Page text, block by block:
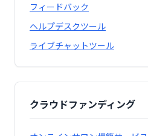
フィードバック
ヘルプデスクツール
ライブチャットツール
クラウドファンディング